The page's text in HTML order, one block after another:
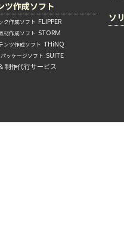
ツ作成ソフト
ク作成ソフト FLIPPER
材作成ソフト STORM
ンツ作成ソフト THiNQ
ッケージソフト SUITE
制作代行サービス
ソ